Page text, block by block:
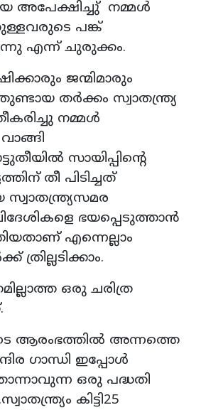
അപേക്ഷിച്ചു് നമ്മൾ
പങ്ക്
എന്ന് ചുരുക്കം.
ജന്മിമാരും
തർക്കം സ്വാതന്ത്ര്യ
നമ്മൾ
സായിപ്പിൻ്റെ
തീ പിടിച്ചത്
സ്വാതന്ത്ര്യസമര
ഭയപ്പെടുത്താൻ
എന്നെല്ലാം
ത്രില്ലടിക്കാം.
ഒരു ചരിത്ര
ആരംഭത്തിൽ അന്നത്തെ
ഗാന്ധി ഇപ്പോൾ
ഒരു പദ്ധതി
കിട്ടി25